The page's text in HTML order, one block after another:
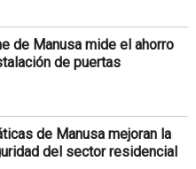
de Manusa mide el ahorro
de puertas
de Manusa mejoran la
del sector residencial